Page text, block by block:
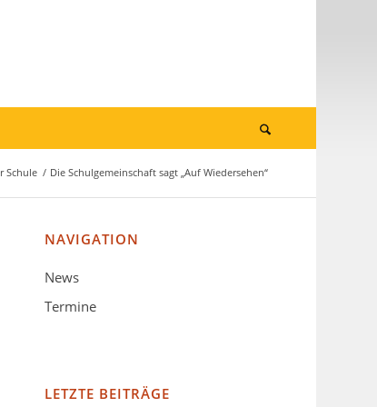
Schule / Die Schulgemeinschaft sagt „Auf Wiedersehen“
NAVIGATION
News
Termine
LETZTE BEITRÄGE